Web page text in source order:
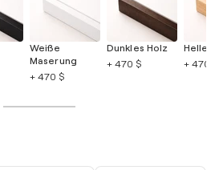
Weiße
Maserung
+ 470 $
Dunkles Holz
+ 470 $
Helles
+ 470 $